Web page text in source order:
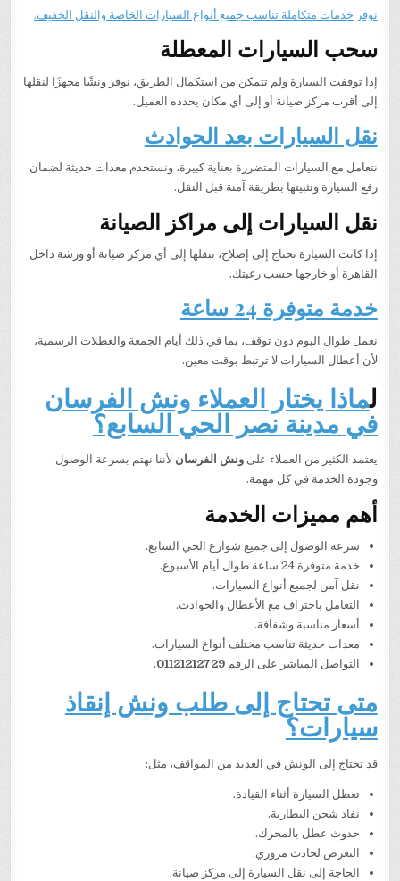
نوفر خدمات متكاملة تناسب جميع أنواع السيارات الخاصة والنقل الخفيف.
سحب السيارات المعطلة
إذا توقفت السيارة ولم تتمكن من استكمال الطريق، نوفر ونشًا مجهزًا لنقلها
إلى أقرب مركز صيانة أو إلى أي مكان يحدده العميل.
نقل السيارات بعد الحوادث
نتعامل مع السيارات المتضررة بعناية كبيرة، ونستخدم معدات حديثة لضمان
رفع السيارة وتثبيتها بطريقة آمنة قبل النقل.
نقل السيارات إلى مراكز الصيانة
إذا كانت السيارة تحتاج إلى إصلاح، ننقلها إلى أي مركز صيانة أو ورشة داخل
القاهرة أو خارجها حسب رغبتك.
خدمة متوفرة 24 ساعة
نعمل طوال اليوم دون توقف، بما في ذلك أيام الجمعة والعطلات الرسمية،
لأن أعطال السيارات لا ترتبط بوقت معين.
لماذا يختار العملاء ونش الفرسان
في مدينة نصر الحي السابع؟
يعتمد الكثير من العملاء علىونش الفرسان لأننا نهتم بسرعة الوصول
وجودة الخدمة في كل مهمة.
أهم مميزات الخدمة
سرعة الوصول إلى جميع شوارع الحي السابع.
خدمة متوفرة 24 ساعة طوال أيام الأسبوع.
نقل آمن لجميع أنواع السيارات.
التعامل باحتراف مع الأعطال والحوادث.
أسعار مناسبة وشفافة.
معدات حديثة تناسب مختلف أنواع السيارات.
التواصل المباشر على الرقم01121212729
.
متى تحتاج إلى طلب ونش إنقاذ
سيارات؟
قد تحتاج إلى الونش في العديد من المواقف، مثل:
تعطل السيارة أثناء القيادة.
نفاد شحن البطارية.
حدوث عطل بالمحرك.
التعرض لحادث مروري.
الحاجة إلى نقل السيارة إلى مركز صيانة.